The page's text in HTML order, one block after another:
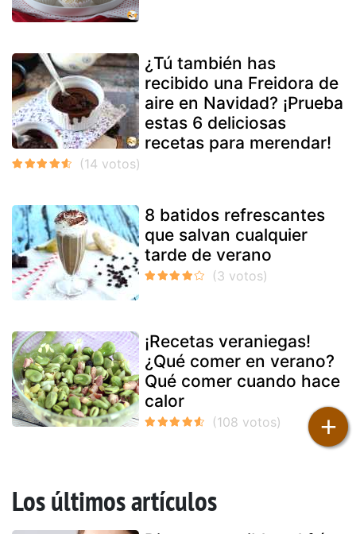
¿Tú también has
recibido una Freidora de
aire en Navidad? ¡Prueba
estas 6 deliciosas
recetas para merendar!
8 batidos refrescantes
que salvan cualquier
tarde de verano
¡Recetas veraniegas!
¿Qué comer en verano?
Qué comer cuando hace
calor
Los últimos artículos
+